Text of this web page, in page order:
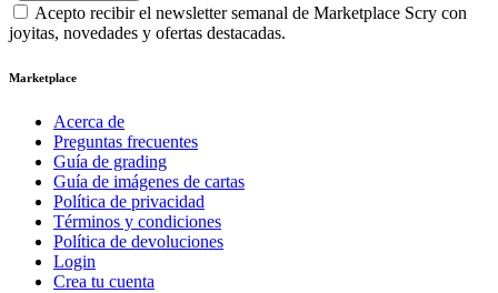
Acepto recibir el newsletter semanal de Marketplace Scry con
joyitas, novedades y ofertas destacadas.
Marketplace
Acerca de
Preguntas frecuentes
Guía de grading
Guía de imágenes de cartas
Política de privacidad
Términos y condiciones
Política de devoluciones
Login
Crea tu cuenta